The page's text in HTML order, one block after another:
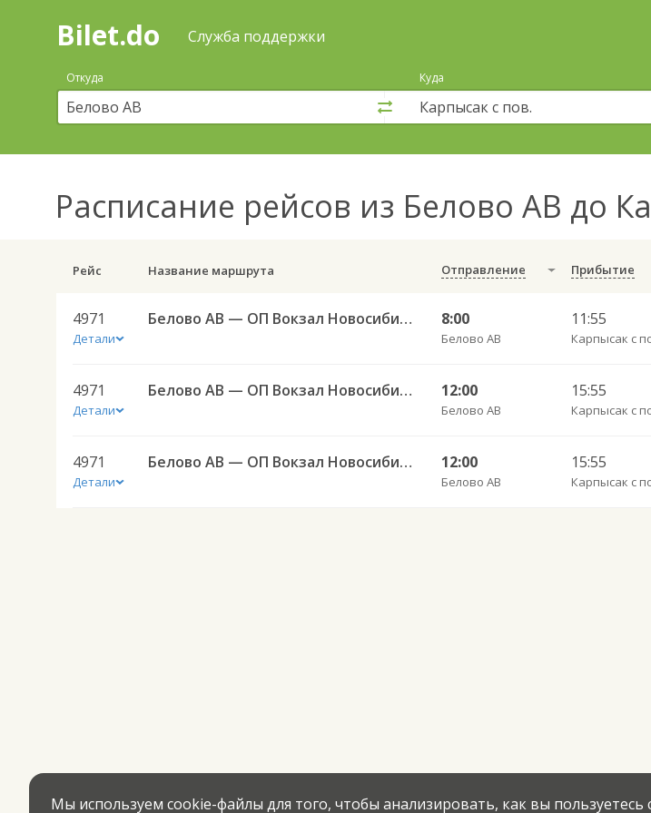
Поиск
покупка
билетов
автобус
онлайн
Bilet.do Служба поддержки
Откуда Куда
Расписание рейсов из Белово АВ до
Рейс Название маршрута Отправление Прибытие
4971
Детали
Белово АВ — ОП Вокзал Новосибирск-Главный 4971 8:00
Белово АВ
11:55
Карпысак с
4971
Детали
Белово АВ — ОП Вокзал Новосибирск-Главный 4971 12:00
Белово АВ
15:55
Карпысак с
4971
Детали
Белово АВ — ОП Вокзал Новосибирск-Главный 4971 12:00
Белово АВ
15:55
Карпысак с
Мы используем cookie-файлы для того, чтобы анализировать, как вы